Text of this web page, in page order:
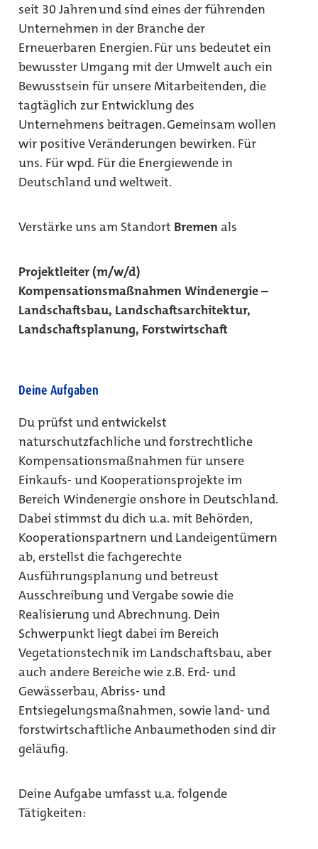
seit 30 Jahren und sind eines der führenden
Unternehmen in der Branche der
Erneuerbaren Energien. Für uns bedeutet ein
bewusster Umgang mit der Umwelt auch ein
Bewusstsein für unsere Mitarbeitenden, die
tagtäglich zur Entwicklung des
Unternehmens beitragen. Gemeinsam wollen
wir positive Veränderungen bewirken. Für
uns. Für wpd. Für die Energiewende in
Deutschland und weltweit.
Verstärke uns am Standort Bremen als
Projektleiter (m/w/d)
Kompensationsmaßnahmen Windenergie –
Landschaftsbau, Landschaftsarchitektur,
Landschaftsplanung, Forstwirtschaft
Deine Aufgaben
Du prüfst und entwickelst
naturschutzfachliche und forstrechtliche
Kompensationsmaßnahmen für unsere
Einkaufs- und Kooperationsprojekte im
Bereich Windenergie onshore in Deutschland.
Dabei stimmst du dich u.a. mit Behörden,
Kooperationspartnern und Landeigentümern
ab, erstellst die fachgerechte
Ausführungsplanung und betreust
Ausschreibung und Vergabe sowie die
Realisierung und Abrechnung. Dein
Schwerpunkt liegt dabei im Bereich
Vegetationstechnik im Landschaftsbau, aber
auch andere Bereiche wie z.B. Erd- und
Gewässerbau, Abriss- und
Entsiegelungsmaßnahmen, sowie land- und
forstwirtschaftliche Anbaumethoden sind dir
geläufig.
Deine Aufgabe umfasst u.a. folgende
Tätigkeiten: